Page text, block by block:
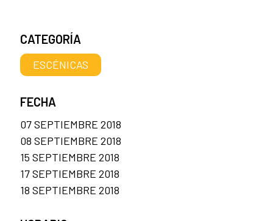
CATEGORÍA
ESCÉNICAS
FECHA
07 SEPTIEMBRE 2018
08 SEPTIEMBRE 2018
15 SEPTIEMBRE 2018
17 SEPTIEMBRE 2018
18 SEPTIEMBRE 2018